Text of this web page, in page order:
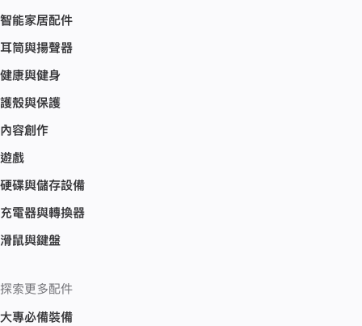
智能家居配件
耳筒與揚聲器
健康與健身
護殼與保護
內容創作
遊戲
硬碟與儲存設備
充電器與轉換器
滑鼠與鍵盤
探索更多配件
大專必備裝備